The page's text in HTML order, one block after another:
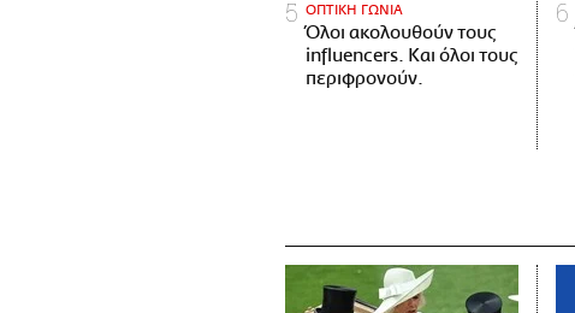
ΟΠΤΙΚΗ ΓΩΝΙΑ
Όλοι ακολουθούν τους
influencers. Και όλοι τους
περιφρονούν.